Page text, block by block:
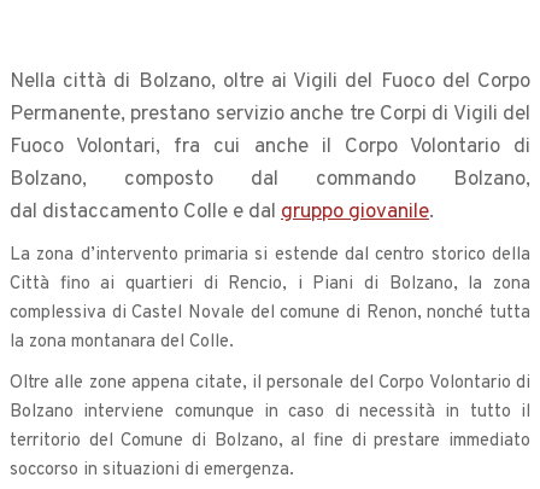
Nella città di Bolzano, oltre ai Vigili del Fuoco del Corpo
Permanente, prestano servizio anche tre Corpi di Vigili del
Fuoco Volontari, fra cui anche il Corpo Volontario di
Bolzano, composto dal commando Bolzano,
dal distaccamento Colle e dal gruppo giovanile.
La zona d’intervento primaria si estende dal centro storico della
Città fino ai quartieri di Rencio, i Piani di Bolzano, la zona
complessiva di Castel Novale del comune di Renon, nonché tutta
la zona montanara del Colle.
Oltre alle zone appena citate, il personale del Corpo Volontario di
Bolzano interviene comunque in caso di necessità in tutto il
territorio del Comune di Bolzano, al fine di prestare immediato
soccorso in situazioni di emergenza.